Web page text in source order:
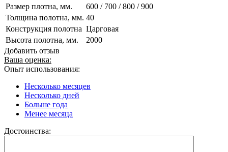
Размер плотна, мм.
600 / 700 / 800 / 900
Толщина полотна, мм. 40
Конструкция полотна Царговая
Высота полотна, мм.
2000
Добавить отзыв
Ваша оценка:
Опыт использования:
Несколько месяцев
Несколько дней
Больше года
Менее месяца
Достоинства: